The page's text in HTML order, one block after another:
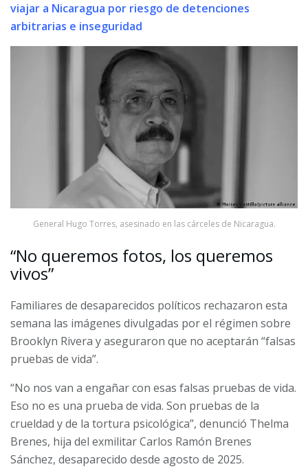
viajar a Nicaragua por riesgo de detenciones
arbitrarias e inseguridad
General Hugo Torres, asesinado en las cárceles de Nicaragua.
“No queremos fotos, los queremos
vivos”
Familiares de desaparecidos políticos rechazaron esta
semana las imágenes divulgadas por el régimen sobre
Brooklyn Rivera y aseguraron que no aceptarán “falsas
pruebas de vida”.
“No nos van a engañar con esas falsas pruebas de vida.
Eso no es una prueba de vida. Son pruebas de la
crueldad y de la tortura psicológica”, denunció Thelma
Brenes, hija del exmilitar Carlos Ramón Brenes
Sánchez, desaparecido desde agosto de 2025.